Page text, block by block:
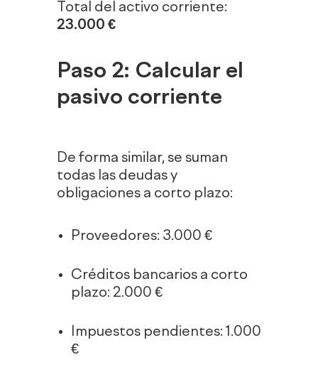
Total del activo corriente:
23.000 €
Paso 2: Calcular el
pasivo corriente
De forma similar, se suman
todas las deudas y
obligaciones a corto plazo:
Proveedores: 3.000 €
Créditos bancarios a corto
plazo: 2.000 €
Impuestos pendientes: 1.000
€